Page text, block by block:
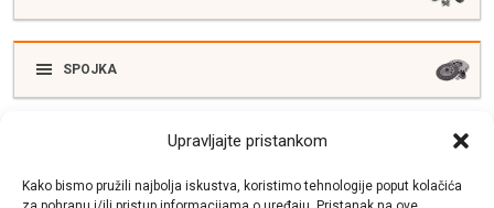
Upravljajte pristankom
Kako bismo pružili najbolja iskustva, koristimo tehnologije poput kolačića
SPOJKA